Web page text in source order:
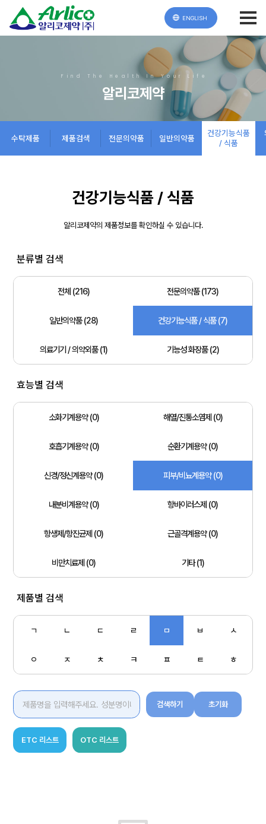
ENGLISH
Find The Health In Your Life
알리코제약
수탁제품 제품검색 전문의약품 일반의약품
건강기능식품
/ 식품
건강기능식품 / 식품
알리코제약의 제품정보를 확인하실 수 있습니다.
분류별 검색
전체 (216) 전문의약품 (173)
일반의약품 (28) 건강기능식품 / 식품 (7)
의료기기 / 의약외품 (1) 기능성 화장품 (2)
효능별 검색
소화기계용약 (0) 해열/진통소염제 (0)
호흡기계용약 (0) 순환기계용약 (0)
신경/정신계용약 (0) 피부/비뇨계용약 (0)
내분비계용약 (0) 항바이러스제 (0)
항생제/항진균제 (0) 근골격계용약 (0)
비만치료제 (0) 기타 (1)
제품별 검색
ㄱ ㄴ ㄷ ㄹ ㅁ ㅂ ㅅ
ㅇ ㅈ ㅊ ㅋ ㅍ ㅌ ㅎ
검색하기 초기화
ETC 리스트 OTC 리스트